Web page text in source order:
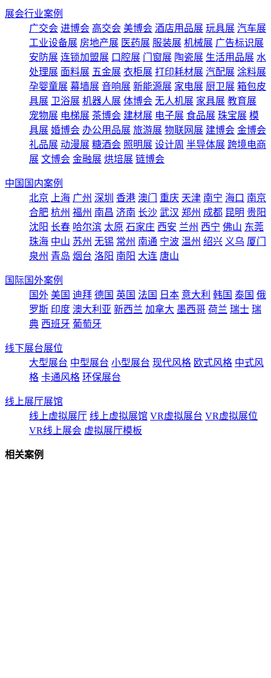
展会行业案例
广交会 进博会 高交会 美博会 酒店用品展 玩具展 汽车展
工业设备展 房地产展 医药展 服装展 机械展 广告标识展
安防展 连锁加盟展 口腔展 门窗展 陶瓷展 生活用品展 水
处理展 面料展 五金展 衣柜展 打印耗材展 汽配展 涂料展
孕婴童展 幕墙展 音响展 新能源展 家电展 厨卫展 箱包皮
具展 卫浴展 机器人展 体博会 无人机展 家具展 教育展
宠物展 电梯展 茶博会 建材展 电子展 食品展 珠宝展 模
具展 婚博会 办公用品展 旅游展 物联网展 建博会 金博会
礼品展 动漫展 糖酒会 照明展 设计周 半导体展 跨境电商
展 文博会 金融展 烘培展 链博会
中国国内案例
北京
上海 广州 深圳 香港 澳门 重庆 天津 南宁 海口 南京
合肥 杭州 福州 南昌 济南 长沙 武汉 郑州 成都 昆明 贵阳
沈阳 长春 哈尔滨 太原 石家庄 西安 兰州 西宁 佛山 东莞
珠海 中山 苏州 无锡 常州 南通 宁波 温州 绍兴 义乌 厦门
泉州 青岛 烟台 洛阳 南阳 大连 唐山
国际国外案例
国外 美国 迪拜 德国 英国 法国 日本 意大利 韩国 泰国 俄
罗斯 印度 澳大利亚 新西兰 加拿大 墨西哥 荷兰 瑞士 瑞
典 西班牙 葡萄牙
线下展台展位
大型展台 中型展台 小型展台 现代风格 欧式风格 中式风
格 卡通风格 环保展台
线上展厅展馆
线上虚拟展厅 线上虚拟展馆 VR虚拟展台 VR虚拟展位
VR线上展会 虚拟展厅模板
相关案例